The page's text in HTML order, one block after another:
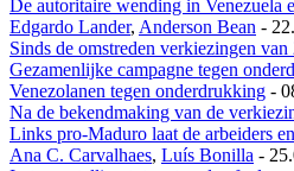
De autoritaire wending in Venezuela
Edgardo Lander, Anderson Bean -
Sinds de omstreden verkiezingen
Gezamenlijke campagne tegen
Venezolanen tegen onderdrukking -
Na de bekendmaking van de
Links pro-Maduro laat de arbeiders
Ana C. Carvalhaes, Luís Bonilla -